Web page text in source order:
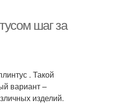
шаг за
. Такой
вариант –
изделий.